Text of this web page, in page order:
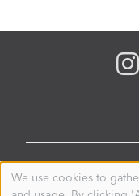
Use
We use cookies to